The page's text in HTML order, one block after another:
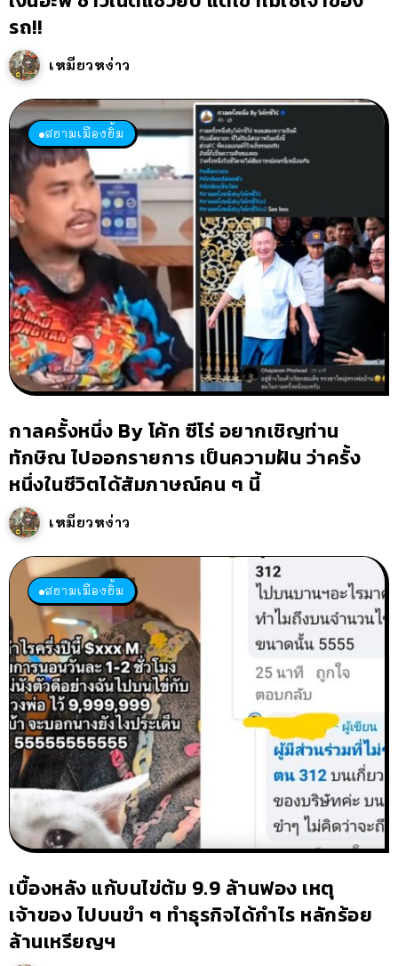
รถ!!
เหมียวหง่าว
สยามเมืองยิ้ม
กาลครั้งหนึ่ง By โค้ก ซีโร่ อยากเชิญท่าน
ทักษิณ ไปออกรายการ เป็นความฝัน ว่าครั้ง
หนึ่งในชีวิตได้สัมภาษณ์คน ๆ นี้
เหมียวหง่าว
สยามเมืองยิ้ม
เบื้องหลัง แก้บนไข่ต้ม 9.9 ล้านฟอง เหตุ
เจ้าของ ไปบนขำ ๆ ทำธุรกิจได้กำไร หลักร้อย
ล้านเหรียญฯ